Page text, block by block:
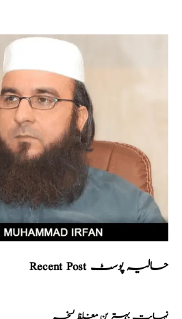
Recent Post حالیہ پوسٹ